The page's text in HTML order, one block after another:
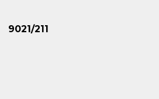
9021/211